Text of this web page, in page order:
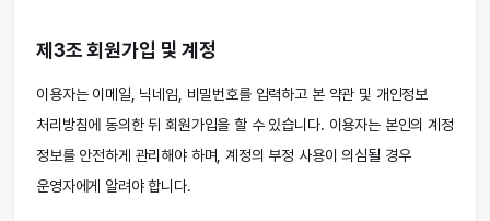
제3조 회원가입 및 계정
이용자는 이메일, 닉네임, 비밀번호를 입력하고 본 약관 및 개인정보
처리방침에 동의한 뒤 회원가입을 할 수 있습니다. 이용자는 본인의 계정
정보를 안전하게 관리해야 하며, 계정의 부정 사용이 의심될 경우
운영자에게 알려야 합니다.